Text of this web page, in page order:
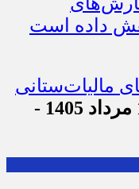
داده است
مالیات‌ستانی
14 مرداد 1405 -